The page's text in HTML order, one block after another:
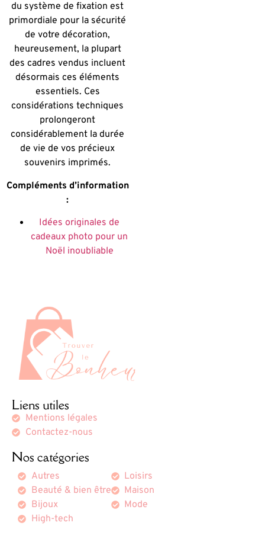
du système de fixation est
primordiale pour la sécurité
de votre décoration,
heureusement, la plupart
des cadres vendus incluent
désormais ces éléments
essentiels. Ces
considérations techniques
prolongeront
considérablement la durée
de vie de vos précieux
souvenirs imprimés.
Compléments d’information
:
Idées originales de
cadeaux photo pour un
Noël inoubliable
Liens utiles
Mentions légales
Contactez-nous
Nos catégories
Autres
Beauté & bien être
Bijoux
High-tech
Loisirs
Maison
Mode